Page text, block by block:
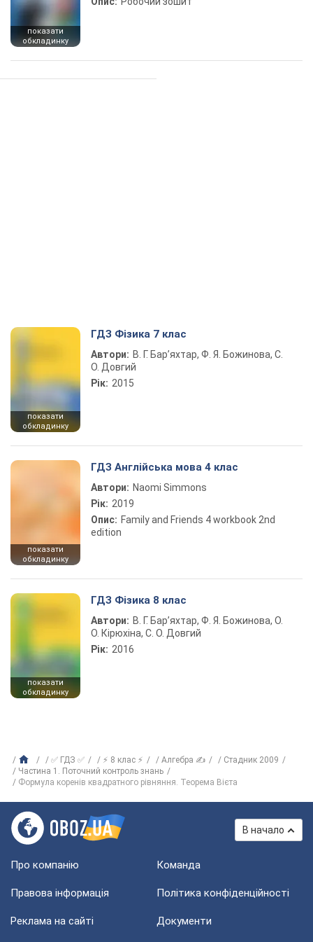
показати
обкладинку
показати
обкладинку
ГДЗ Фізика 7 клас
Автори: В. Г. Бар’яхтар, Ф. Я. Божинова, С.
О. Довгий
Рік: 2015
показати
обкладинку
ГДЗ Англійська мова 4 клас
Автори: Naomi Simmons
Рік: 2019
Опис: Family and Friends 4 workbook 2nd
edition
показати
обкладинку
ГДЗ Фізика 8 клас
Автори: В. Г. Бар’яхтар, Ф. Я. Божинова, О.
О. Кірюхіна, С. О. Довгий
Рік: 2016
✅ ГДЗ ✅ ⚡ 8 клас ⚡ Алгебра ✍
Стадник 2009
Частина 1. Поточний контроль знань
Формула коренів квадратного рівняння. Теорема Вієта
В начало
Про компанію Команда
Правова інформація Політика конфіденційності
Реклама на сайті Документи